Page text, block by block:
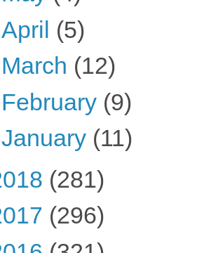
April (5)
March (12)
February (9)
January (11)
(281)
(296)